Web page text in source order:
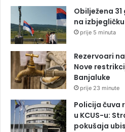
Obilježena
na
prije 5 minuta
Rezervoari
Nove
Banjaluke
prije 23 minute
Policija čuva
u KCUS-u:
pokušaja